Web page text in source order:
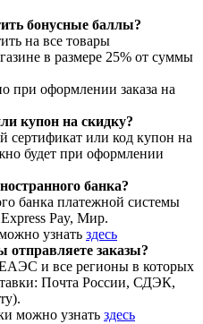
бонусные баллы?
на все товары
в размере 25% от суммы
при оформлении заказа на
купон на скидку?
сертификат или код купон на
будет при оформлении
банка?
банка платежной системы
Pay, Мир.
узнать здесь
заказы?
и все регионы в которых
Почта России, СДЭК,
можно узнать здесь